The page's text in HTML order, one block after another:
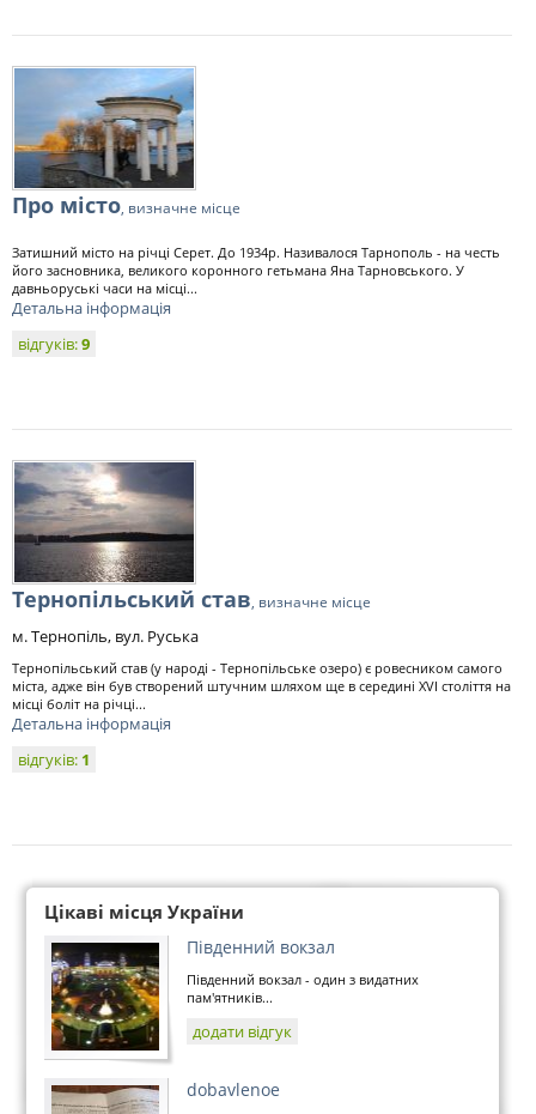
Про місто, визначне місце
Затишний місто на річці Серет. До 1934р. Називалося Тарнополь - на честь
його засновника, великого коронного гетьмана Яна Тарновського. У
давньоруські часи на місці...
Детальна інформація
відгуків:9
Тернопільський став, визначне місце
м. Тернопіль, вул. Руська
Тернопільський став (у народі - Тернопільське озеро) є ровесником самого
міста, адже він був створений штучним шляхом ще в середині XVI століття на
місці боліт на річці...
Детальна інформація
відгуків: 1
Цікаві місця України
Південний вокзал
Південний вокзал - один з видатних
пам'ятників...
додати відгук
dobavlenoe